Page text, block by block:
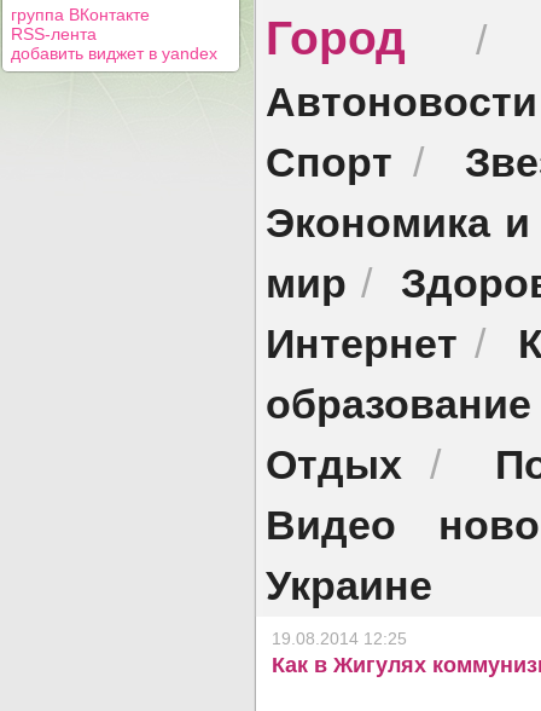
группа ВКонтакте
RSS-лента
добавить виджет в yandex
Город
Автоновости
Спорт /
Экономика
мир /
Интернет /
образование
Отдых /
Видео
Украине
19.08.2014 12:25
Как в Жигулях